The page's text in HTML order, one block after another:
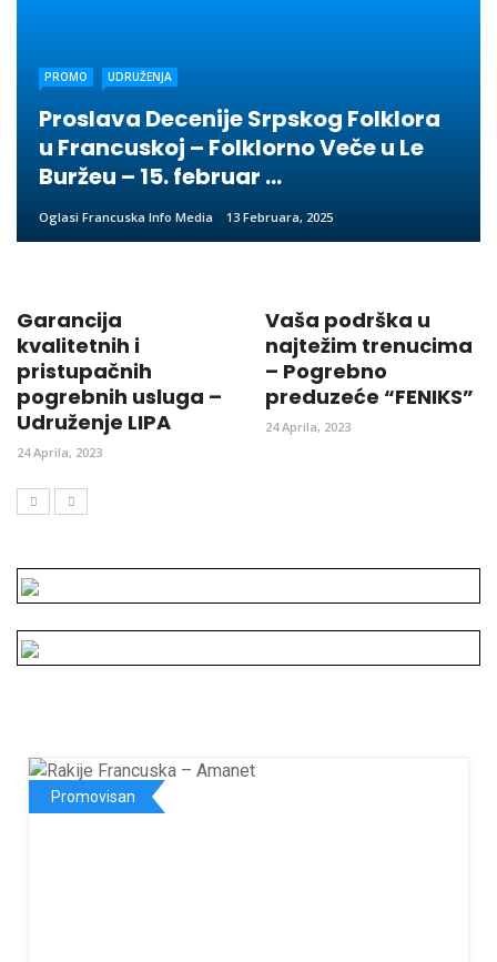
PROMO UDRUŽENJA
Proslava Decenije Srpskog Folklora
u Francuskoj – Folklorno Veče u Le
Buržeu – 15. februar ...
Oglasi Francuska Info Media 13 Februara, 2025
Garancija
kvalitetnih i
pristupačnih
pogrebnih usluga –
Udruženje LIPA
24 Aprila, 2023
Vaša podrška u
najtežim trenucima
– Pogrebno
preduzeće “FENIKS”
24 Aprila, 2023
Promovisan